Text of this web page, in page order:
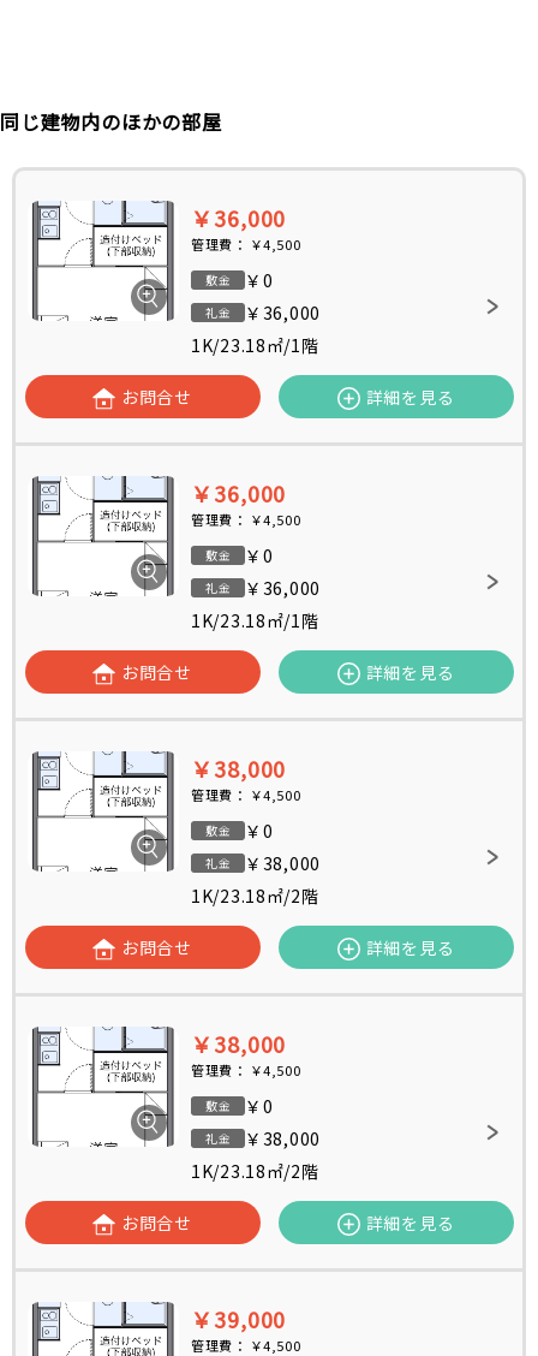
同じ建物内のほかの部屋
￥36,000
管理費： ￥4,500
敷金 ￥0
礼金
￥36,000
1K/23.18㎡/1階
お問合せ 詳細を見る
￥36,000
管理費： ￥4,500
敷金 ￥0
礼金
￥36,000
1K/23.18㎡/1階
お問合せ 詳細を見る
￥38,000
管理費： ￥4,500
敷金 ￥0
礼金
￥38,000
1K/23.18㎡/2階
お問合せ 詳細を見る
￥38,000
管理費： ￥4,500
敷金 ￥0
礼金
￥38,000
1K/23.18㎡/2階
お問合せ 詳細を見る
￥39,000
管理費： ￥4,500